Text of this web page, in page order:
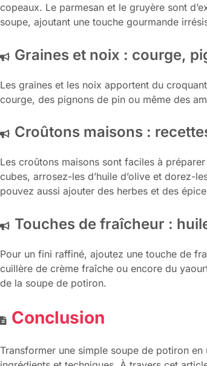
copeaux. Le parmesan et le gruyère sont
soupe, ajoutant une touche gourmande
Graines et noix : courge,
Les graines et les noix apportent du
courge, des pignons de pin ou même des
Croûtons maisons :
Les croûtons maisons sont faciles à
cubes, arrosez-les d’huile d’olive et dorez-
pouvez aussi ajouter des herbes et des
Touches de fraîcheur :
Pour un fini raffiné, ajoutez une touche de
cuillère de crème fraîche ou encore du
de la soupe de potiron.
Conclusion
Transformer une simple soupe de potiron